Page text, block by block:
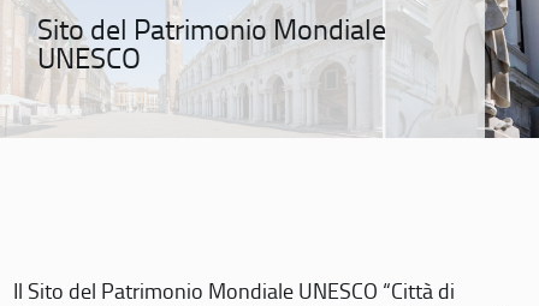
Sito del Patrimonio Mondiale
UNESCO
Il Sito del Patrimonio Mondiale UNESCO “Città di